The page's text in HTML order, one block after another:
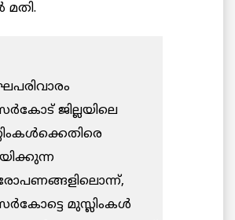
മതി.
ജില്ലയിലെ
മുസ്ലിംകൾ